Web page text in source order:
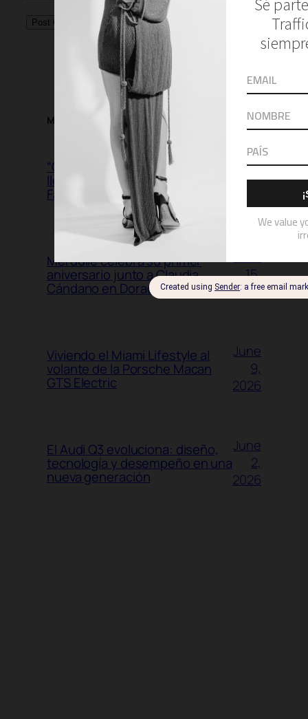
MORE POSTS
“Opulentia” de Luis Antonio
llega a la Suite Presidencial de
Fairmont El San Juan Hotel
July
17,
Merdulié celebra su primer
aniversario junto a Claudia
Cándano en Dorado Beach
15,
2026
Viviendo el Miami Lifestyle al
volante de la Porsche Macan
GTS Electric
June
9,
2026
El Audi Q3 evoluciona: diseño,
tecnología y desempeño en una
nueva generación
June
2,
2026